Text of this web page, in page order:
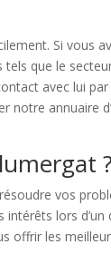
Si vous
que le secteur
avec lui
annuaire
vos
lors
offrir les